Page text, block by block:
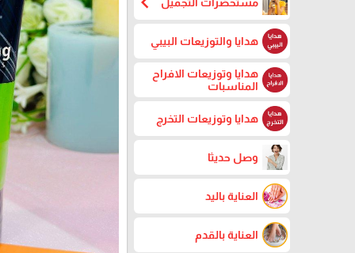
هدايا والتوزيعات البيبي
هدايا وتوزيعات الافراح
المناسبات
هدايا وتوزيعات التخرج
وصل حديثا
العناية باليد
العناية بالقدم